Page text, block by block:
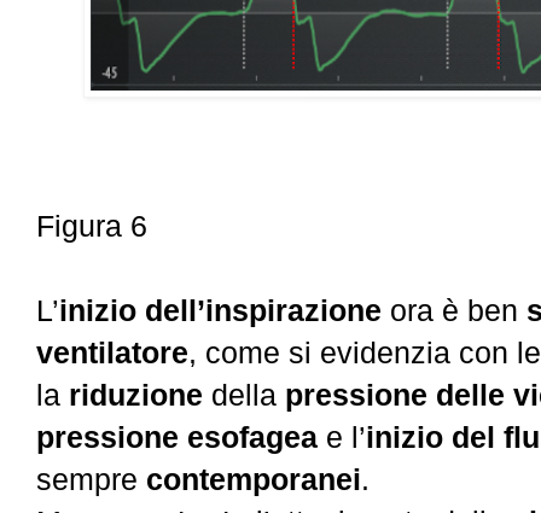
Figura 6
L’inizio dell’inspirazione ora è ben
ventilatore, come si evidenzia con
la riduzione della pressione delle
pressione esofagea e l’inizio del
sempre contemporanei.